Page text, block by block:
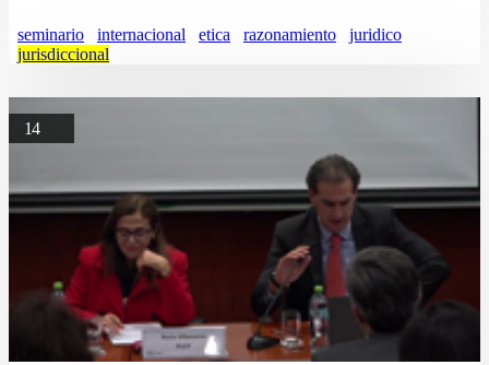
seminario internacional etica razonamiento
juridico
jurisdiccional
14